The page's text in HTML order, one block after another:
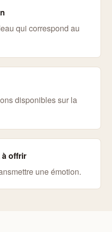
qui correspond au
disponibles sur la
à offrir
une émotion.